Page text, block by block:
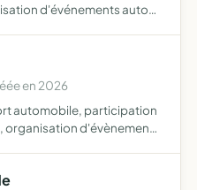
d'événements autour
en 2026
automobile, participation
organisation d'évènements